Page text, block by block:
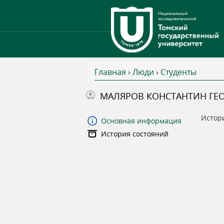
В
ы
з
Главная › Люди › Студенты
МАЛЯРОВ КОНСТАНТИН
Основная информация
История состояний